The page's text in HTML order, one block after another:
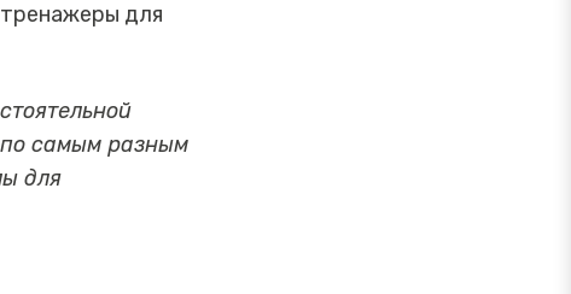
для
по самым разным
для